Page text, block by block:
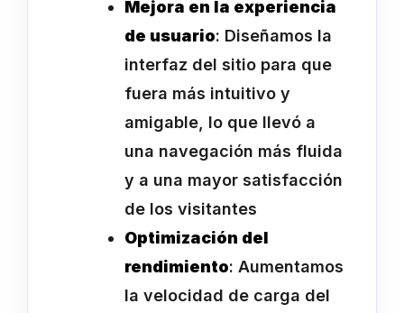
Mejora en la experiencia
de usuario: Diseñamos la
interfaz del sitio para que
fuera más intuitivo y
amigable, lo que llevó a
una navegación más fluida
y a una mayor satisfacción
de los visitantes
Optimización del
rendimiento: Aumentamos
la velocidad de carga del